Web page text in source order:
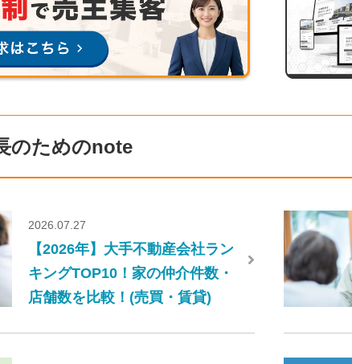
のためのnote
2026.07.27
【2026年】大手不動産会社ラン
キングTOP10！家の仲介件数・
店舗数を比較！(売買・賃貸)